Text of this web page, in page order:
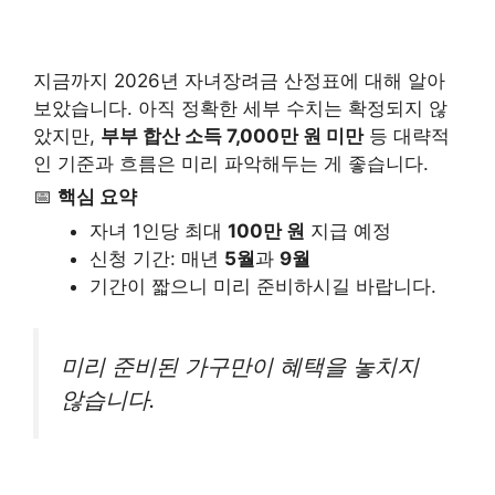
지금까지 2026년 자녀장려금 산정표에 대해 알아
보았습니다. 아직 정확한 세부 수치는 확정되지 않
았지만, 부부 합산 소득 7,000만 원 미만등 대략적
인 기준과 흐름은 미리 파악해두는 게 좋습니다.
📅 핵심 요약
자녀 1인당 최대 100만 원 지급 예정
신청 기간: 매년 5월과 9월
기간이 짧으니 미리 준비하시길 바랍니다.
미리 준비된 가구만이 혜택을 놓치지
않습니다.